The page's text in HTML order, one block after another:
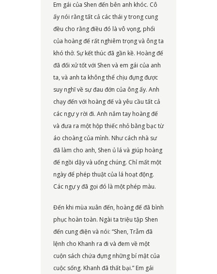
Em gái của Shen đến bên anh khóc. Cô
ấy nói rằng tất cả các thái y trong cung
đều cho rằng điều đó là vô vọng, phổi
của hoàng đế rất nghiêm trọng và ông ta
khó thở. Sự kết thúc đã gần kề. Hoàng đế
đã đối xử tốt với Shen và em gái của anh
ta, và anh ta không thể chịu đựng được
suy nghĩ về sự đau đớn của ông ấy. Anh
chạy đến với hoàng đế và yêu cầu tất cả
các ngự y rời đi. Anh nắm tay hoàng đế
và đưa ra một hộp thiếc nhỏ bằng bạc từ
áo choàng của mình. Như cách nhà sư
đã làm cho anh, Shen ủ lá và giúp hoàng
đế ngồi dậy và uống chúng. Chỉ mất một
ngày để phép thuật của lá hoạt động.
Các ngự y đã gọi đó là một phép màu.
Đến khi mùa xuân đến, hoàng đế đã bình
phục hoàn toàn. Ngài ta triệu tập Shen
đến cung điện và nói: “Shen, Trẫm đã
lệnh cho Khanh ra đi và đem về một
cuộn sách chứa đựng những bí mật của
cuộc sống. Khanh đã thất bại.” Em gái